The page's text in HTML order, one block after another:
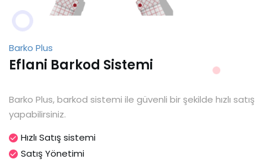
Barko Plus
Eflani Barkod Sistemi
Barko Plus, barkod sistemi ile güvenli bir şekilde hızlı satış
yapabilirsiniz.
Hızlı Satış sistemi
Satış Yönetimi